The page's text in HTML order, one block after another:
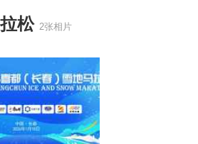
松 2张相片